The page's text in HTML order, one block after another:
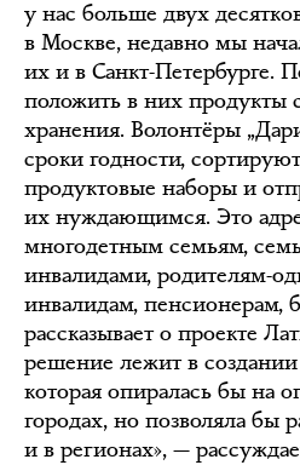
у нас больше двух
в Москве, недавно мы
их и в Санкт-Петербурге.
положить в них продукты
хранения. Волонтёры
сроки годности,
продуктовые наборы и
их нуждающимся. Это
многодетным семьям,
инвалидами, родителям-
инвалидам, пенсионерам,
рассказывает о проекте
решение лежит в
которая опиралась бы на
городах, но позволяла бы
и в регионах», —